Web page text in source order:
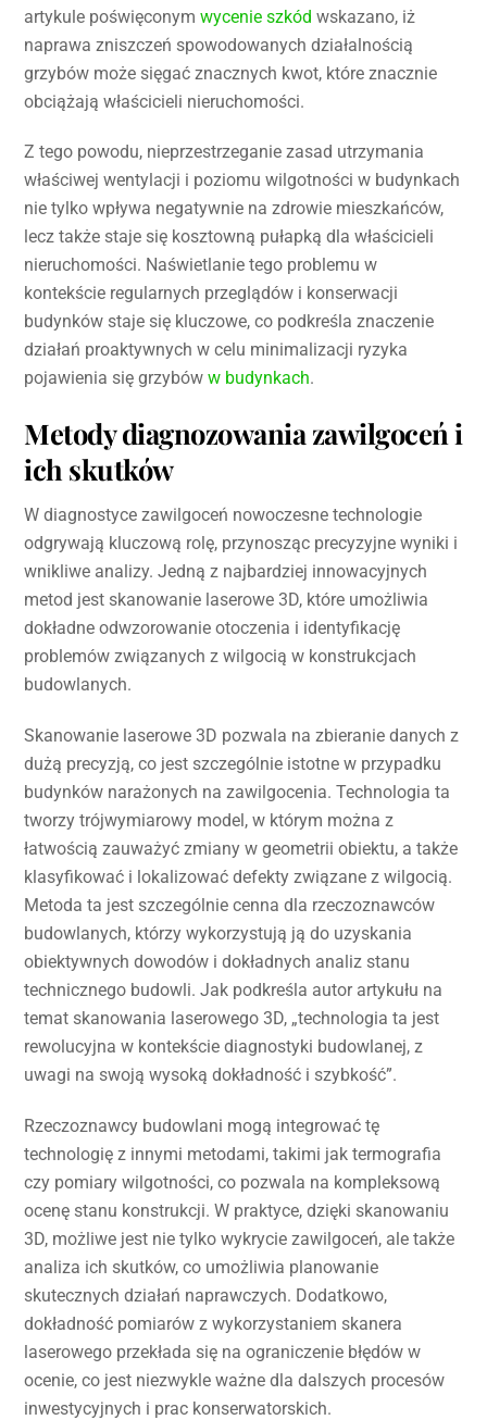
artykule poświęconymwycenie szkód wskazano, iż
naprawa zniszczeń spowodowanych działalnością
grzybów może sięgać znacznych kwot, które znacznie
obciążają właścicieli nieruchomości.
Z tego powodu, nieprzestrzeganie zasad utrzymania
właściwej wentylacji i poziomu wilgotności w budynkach
nie tylko wpływa negatywnie na zdrowie mieszkańców,
lecz także staje się kosztowną pułapką dla właścicieli
nieruchomości. Naświetlanie tego problemu w
kontekście regularnych przeglądów i konserwacji
budynków staje się kluczowe, co podkreśla znaczenie
działań proaktywnych w celu minimalizacji ryzyka
pojawienia się grzybóww budynkach.
Metody diagnozowania zawilgoceń i
ich skutków
W diagnostyce zawilgoceń nowoczesne technologie
odgrywają kluczową rolę, przynosząc precyzyjne wyniki i
wnikliwe analizy. Jedną z najbardziej innowacyjnych
metod jest skanowanie laserowe 3D, które umożliwia
dokładne odwzorowanie otoczenia i identyfikację
problemów związanych z wilgocią w konstrukcjach
budowlanych.
Skanowanie laserowe 3D pozwala na zbieranie danych z
dużą precyzją, co jest szczególnie istotne w przypadku
budynków narażonych na zawilgocenia. Technologia ta
tworzy trójwymiarowy model, w którym można z
łatwością zauważyć zmiany w geometrii obiektu, a także
klasyfikować i lokalizować defekty związane z wilgocią.
Metoda ta jest szczególnie cenna dla rzeczoznawców
budowlanych, którzy wykorzystują ją do uzyskania
obiektywnych dowodów i dokładnych analiz stanu
technicznego budowli. Jak podkreśla autor artykułu na
temat skanowania laserowego 3D, „technologia ta jest
rewolucyjna w kontekście diagnostyki budowlanej, z
uwagi na swoją wysoką dokładność i szybkość”.
Rzeczoznawcy budowlani mogą integrować tę
technologię z innymi metodami, takimi jak termografia
czy pomiary wilgotności, co pozwala na kompleksową
ocenę stanu konstrukcji. W praktyce, dzięki skanowaniu
3D, możliwe jest nie tylko wykrycie zawilgoceń, ale także
analiza ich skutków, co umożliwia planowanie
skutecznych działań naprawczych. Dodatkowo,
dokładność pomiarów z wykorzystaniem skanera
laserowego przekłada się na ograniczenie błędów w
ocenie, co jest niezwykle ważne dla dalszych procesów
inwestycyjnych i prac konserwatorskich.